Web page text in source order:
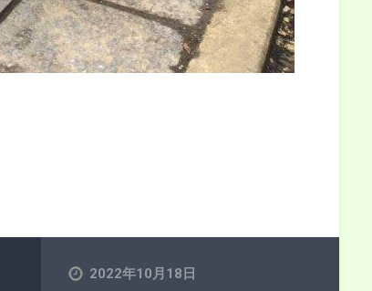
2022年10月18日